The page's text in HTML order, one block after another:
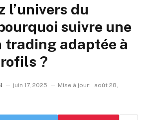
l’univers du
suivre une
trading adaptée à
?
juin 17, 2025 Mise à jour:
août 28,